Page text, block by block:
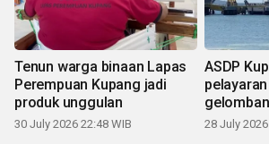
Tenun warga binaan Lapas
Perempuan Kupang jadi
produk unggulan
30 July 2026 22:48 WIB
ASDP
28 July